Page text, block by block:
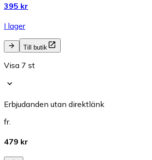
395 kr
I lager
Till butik
Visa 7 st
Erbjudanden utan direktlänk
fr.
479 kr